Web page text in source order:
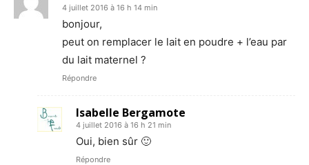
4 juillet 2016 à 16 h 14 min
bonjour,
peut on remplacer le lait en poudre + l’eau par
du lait maternel ?
Répondre
Isabelle Bergamote
4 juillet 2016 à 16 h 21 min
Oui, bien sûr 🙂
Répondre